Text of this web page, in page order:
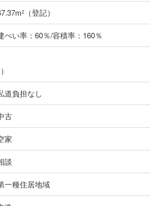
2 （登記）
ぺい率：60％/容積率：160％
道負担なし
古
家
談
一種住居地域